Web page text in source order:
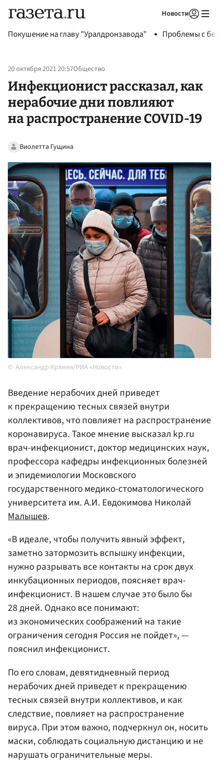
Новости
Покушение на главу "Уралдронзавода" Проблемы с
20 октября 2021 20:57Общество
Инфекционист рассказал, как
нерабочие дни повлияют
на распространение COVID-19
Виолетта Гущина
Александр Кряжев/РИА «Новости»
Введение нерабочих дней приведет
к прекращению тесных связей внутри
коллективов, что повлияет на распространение
коронавируса. Такое мнение высказал kp.ru
врач-инфекционист, доктор медицинских наук,
профессора кафедры инфекционных болезней
и эпидемиологии Московского
государственного медико-стоматологического
университета им. А.И. Евдокимова Николай
Малышев.
«В идеале, чтобы получить явный эффект,
заметно затормозить вспышку инфекции,
нужно разрывать все контакты на срок двух
инкубационных периодов, поясняет врач-
инфекционист. В нашем случае это было бы
28 дней. Однако все понимают:
из экономических соображений на такие
ограничения сегодня Россия не пойдет», —
пояснил инфекционист.
По его словам, девятидневный период
нерабочих дней приведет к прекращению
тесных связей внутри коллективов, и как
следствие, повлияет на распространение
вируса. При этом важно, подчеркнул он, носить
маски, соблюдать социальную дистанцию и не
нарушать ограничительные меры.